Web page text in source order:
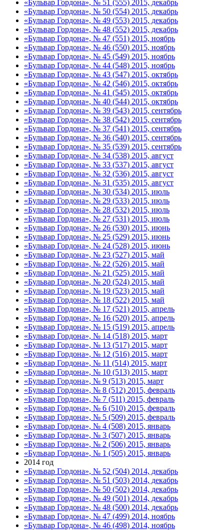
«Бульвар Гордона», № 51 (555) 2015, декабрь
«Бульвар Гордона», № 50 (554) 2015, декабрь
«Бульвар Гордона», № 49 (553) 2015, декабрь
«Бульвар Гордона», № 48 (552) 2015, декабрь
«Бульвар Гордона», № 47 (551) 2015, ноябрь
«Бульвар Гордона», № 46 (550) 2015, ноябрь
«Бульвар Гордона», № 45 (549) 2015, ноябрь
«Бульвар Гордона», № 44 (548) 2015, ноябрь
«Бульвар Гордона», № 43 (547) 2015, октябрь
«Бульвар Гордона», № 42 (546) 2015, октябрь
«Бульвар Гордона», № 41 (545) 2015, октябрь
«Бульвар Гордона», № 40 (544) 2015, октябрь
«Бульвар Гордона», № 39 (543) 2015, сентябрь
«Бульвар Гордона», № 38 (542) 2015, сентябрь
«Бульвар Гордона», № 37 (541) 2015, сентябрь
«Бульвар Гордона», № 36 (540) 2015, сентябрь
«Бульвар Гордона», № 35 (539) 2015, сентябрь
«Бульвар Гордона», № 34 (538) 2015, август
«Бульвар Гордона», № 33 (537) 2015, август
«Бульвар Гордона», № 32 (536) 2015, август
«Бульвар Гордона», № 31 (535) 2015, август
«Бульвар Гордона», № 30 (534) 2015, июль
«Бульвар Гордона», № 29 (533) 2015, июль
«Бульвар Гордона», № 28 (532) 2015, июль
«Бульвар Гордона», № 27 (531) 2015, июль
«Бульвар Гордона», № 26 (530) 2015, июнь
«Бульвар Гордона», № 25 (529) 2015, июнь
«Бульвар Гордона», № 24 (528) 2015, июнь
«Бульвар Гордона», № 23 (527) 2015, май
«Бульвар Гордона», № 22 (526) 2015, май
«Бульвар Гордона», № 21 (525) 2015, май
«Бульвар Гордона», № 20 (524) 2015, май
«Бульвар Гордона», № 19 (523) 2015, май
«Бульвар Гордона», № 18 (522) 2015, май
«Бульвар Гордона», № 17 (521) 2015, апрель
«Бульвар Гордона», № 16 (520) 2015, апрель
«Бульвар Гордона», № 15 (519) 2015, апрель
«Бульвар Гордона», № 14 (518) 2015, март
«Бульвар Гордона», № 13 (517) 2015, март
«Бульвар Гордона», № 12 (516) 2015, март
«Бульвар Гордона», № 11 (514) 2015, март
«Бульвар Гордона», № 10 (513) 2015, март
«Бульвар Гордона», № 9 (513) 2015, март
«Бульвар Гордона», № 8 (512) 2015, февраль
«Бульвар Гордона», № 7 (511) 2015, февраль
«Бульвар Гордона», № 6 (510) 2015, февраль
«Бульвар Гордона», № 5 (509) 2015, февраль
«Бульвар Гордона», № 4 (508) 2015, январь
«Бульвар Гордона», № 3 (507) 2015, январь
«Бульвар Гордона», № 2 (506) 2015, январь
«Бульвар Гордона», № 1 (505) 2015, январь
2014 год
«Бульвар Гордона», № 52 (504) 2014, декабрь
«Бульвар Гордона», № 51 (503) 2014, декабрь
«Бульвар Гордона», № 50 (502) 2014, декабрь
«Бульвар Гордона», № 49 (501) 2014, декабрь
«Бульвар Гордона», № 48 (500) 2014, декабрь
«Бульвар Гордона», № 47 (499) 2014, ноябрь
«Бульвар Гордона», № 46 (498) 2014, ноябрь